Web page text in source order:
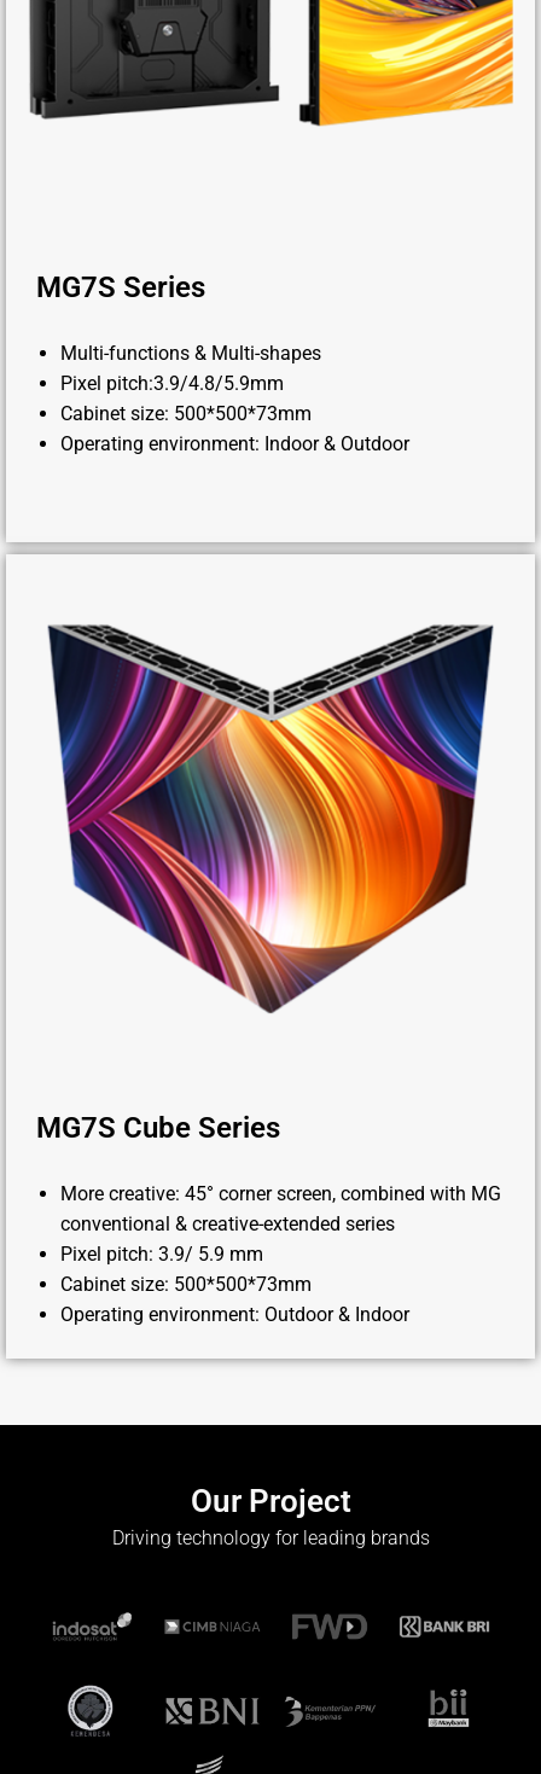
MG7S Series
Multi-functions & Multi-shapes
Pixel pitch:3.9/4.8/5.9mm
Cabinet size: 500*500*73mm
Operating environment: Indoor & Outdoor
MG7S Cube Series
More creative: 45° corner screen, combined with MG
conventional & creative-extended series
Pixel pitch: 3.9/ 5.9 mm
Cabinet size: 500*500*73mm
Operating environment: Outdoor & Indoor
Our Project
Driving technology for leading brands